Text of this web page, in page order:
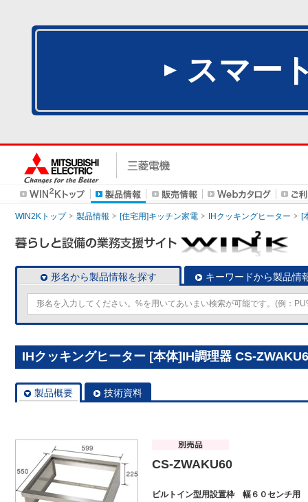
スマー
WIN2Kトップ 製品情報 [住宅用]キッチン家電 IHクッキングヒーター [
形名から製品情報を探す キーワードから製品情
IHクッキングヒーター [本体]IH調理器 CS-
製品概要 技術資料
CS-ZWAKU60
ビルトイン型用設置枠 幅６０センチ用